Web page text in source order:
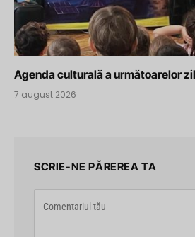
Agenda culturală a următoarelor
7 august 2026
SCRIE-NE PĂREREA TA